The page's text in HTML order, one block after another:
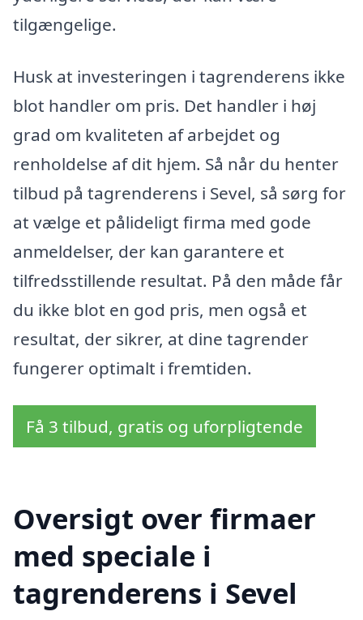
tilgængelige.
Husk at investeringen i tagrenderens ikke
blot handler om pris. Det handler i høj
grad om kvaliteten af arbejdet og
renholdelse af dit hjem. Så når du henter
tilbud på tagrenderens i Sevel, så sørg for
at vælge et pålideligt firma med gode
anmeldelser, der kan garantere et
tilfredsstillende resultat. På den måde får
du ikke blot en god pris, men også et
resultat, der sikrer, at dine tagrender
fungerer optimalt i fremtiden.
Få 3 tilbud, gratis og uforpligtende
Oversigt over firmaer
med speciale i
tagrenderens i Sevel